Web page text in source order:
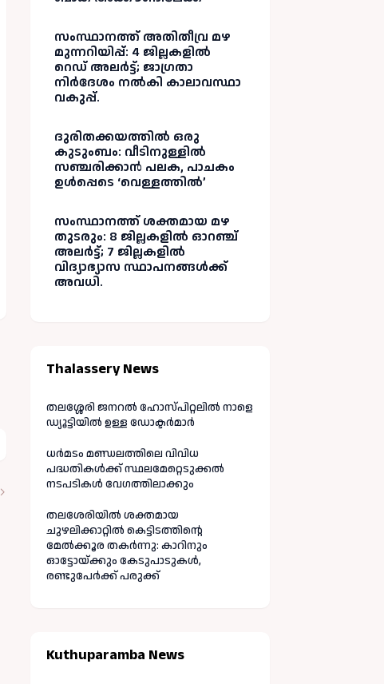
സംസ്ഥാനത്ത് അതിതീവ്ര മഴ
മുന്നറിയിപ്പ്: 4 ജില്ലകളിൽ
റെഡ് അലർട്ട്; ജാഗ്രതാ
നിർദേശം നൽകി കാലാവസ്ഥാ
വകുപ്പ്.
ദുരിതക്കയത്തിൽ ഒരു
കുടുംബം: വീടിനുള്ളിൽ
സഞ്ചരിക്കാൻ പലക, പാചകം
ഉൾപ്പെടെ ‘വെള്ളത്തിൽ’
സംസ്ഥാനത്ത് ശക്തമായ മഴ
തുടരും: 8 ജില്ലകളിൽ ഓറഞ്ച്
അലർട്ട്; 7 ജില്ലകളിൽ
വിദ്യാഭ്യാസ സ്ഥാപനങ്ങൾക്ക്
അവധി.
Thalassery News
തലശ്ശേരി ജനറൽ ഹോസ്പിറ്റലിൽ നാളെ
ഡ്യൂട്ടിയിൽ ഉള്ള ഡോക്ടർമാർ
ധർമടം മണ്ഡലത്തിലെ വിവിധ
പദ്ധതികൾക്ക് സ്ഥലമേറ്റെടുക്കൽ
നടപടികൾ വേഗത്തിലാക്കും
തലശേരിയിൽ ശക്തമായ
ചുഴലിക്കാറ്റിൽ കെട്ടിടത്തിന്റെ
മേൽക്കൂര തകർന്നു: കാറിനും
ഓട്ടോയ്ക്കും കേടുപാടുകൾ,
രണ്ടുപേർക്ക് പരുക്ക്
Kuthuparamba News